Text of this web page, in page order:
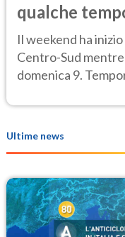
qualche
al Centro-Sud
Il weekend ha
Centro-Sud
domenica 9.
Ultime news